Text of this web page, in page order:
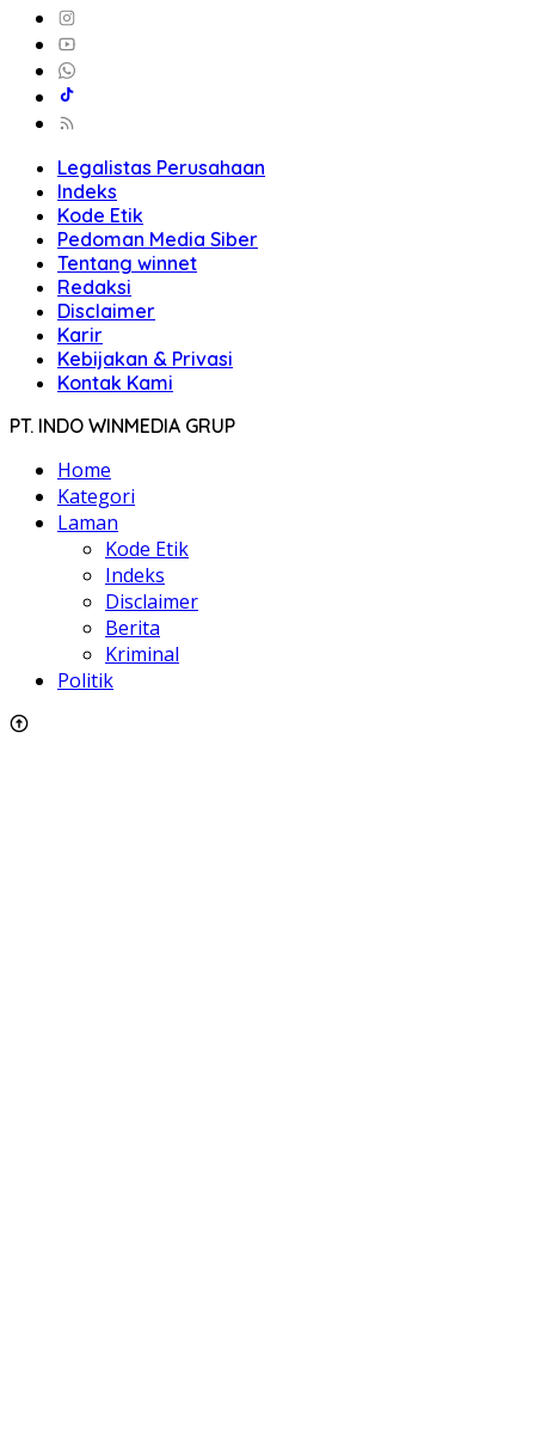
Legalistas Perusahaan
Indeks
Kode Etik
Pedoman Media Siber
Tentang winnet
Redaksi
Disclaimer
Karir
Kebijakan & Privasi
Kontak Kami
PT. INDO WINMEDIA GRUP
Home
Kategori
Laman
Kode Etik
Indeks
Disclaimer
Berita
Kriminal
Politik